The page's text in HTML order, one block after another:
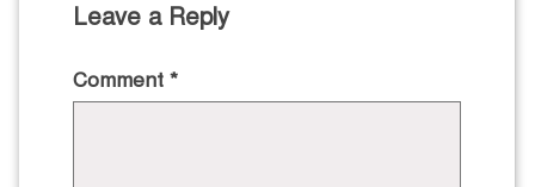
Leave a Reply
Comment *